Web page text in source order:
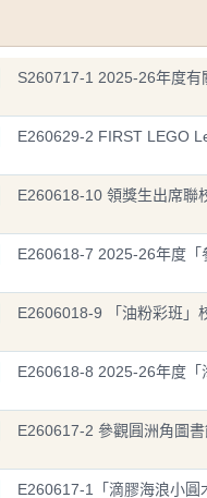
S260717-1 2025-26年度有
E260629-2 FIRST LEGO
E260618-10 領獎生出席聯
E260618-7 2025-26年度「
E2606018-9 「油粉彩班」
E260618-8 2025-26年度「
E260617-2 參觀㘣洲角圖
E260617-1「滴膠海浪小圓